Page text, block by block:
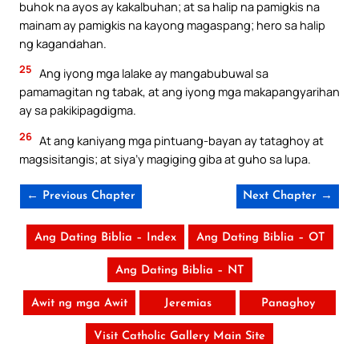
buhok na ayos ay kakalbuhan; at sa halip na pamigkis na
mainam ay pamigkis na kayong magaspang; hero sa halip
ng kagandahan.
25 Ang iyong mga lalake ay mangabubuwal sa
pamamagitan ng tabak, at ang iyong mga makapangyarihan
ay sa pakikipagdigma.
26 At ang kaniyang mga pintuang-bayan ay tataghoy at
magsisitangis; at siya’y magiging giba at guho sa lupa.
← Previous Chapter Next Chapter →
Ang Dating Biblia – Index Ang Dating Biblia – OT
Ang Dating Biblia – NT
Awit ng mga Awit Jeremias Panaghoy
Visit Catholic Gallery Main Site